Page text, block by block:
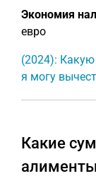
Экономия
евро
(2024):
я могу
Какие